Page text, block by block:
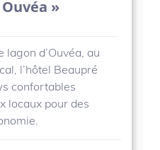
»
lagon d’Ouvéa, au
l’hôtel Beaupré
confortables
locaux pour des